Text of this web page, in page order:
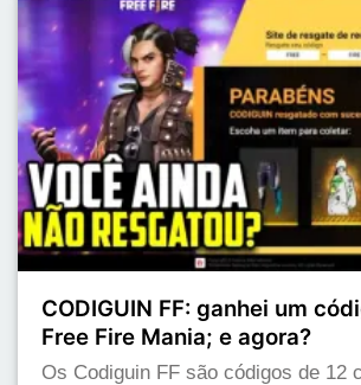
CODIGUIN FF: ganhei um
Free Fire Mania; e agora?
Os Codiguin FF são códigos de 12